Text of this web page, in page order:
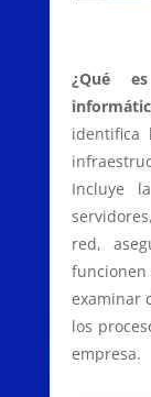
¿Qué
identifica
Incluye
red,
funcionen
examinar
los
empresa.